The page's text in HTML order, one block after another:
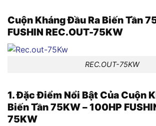
Cuộn Kháng Đầu Ra Biến Tần
FUSHIN REC.OUT-75KW
REC.OUT-75KW
1. Đặc Điểm Nổi Bật Của Cuộn
Biến Tần 75KW – 100HP
75KW